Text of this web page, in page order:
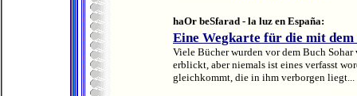
haOr beSfarad - la luz en España:
Eine Wegkarte für die mit dem
Viele Bücher wurden vor dem Buch Sohar
erblickt, aber niemals ist eines verfasst
gleichkommt, die in ihm verborgen liegt...